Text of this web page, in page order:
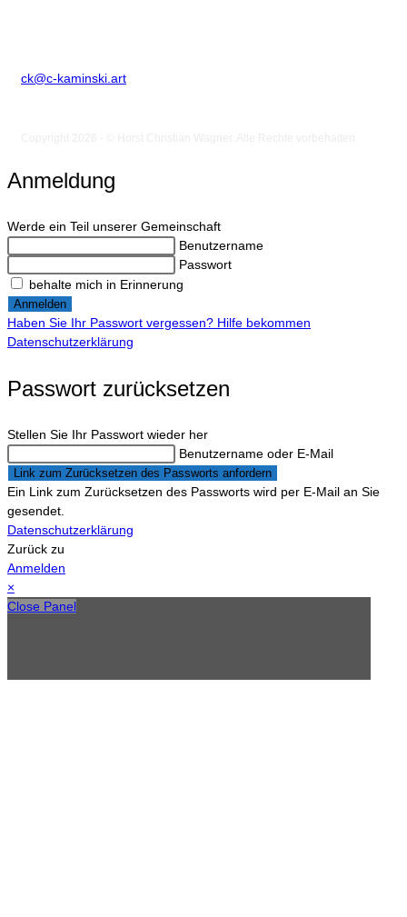
ck@c-kaminski.art
Anmeldung
Werde ein Teil unserer Gemeinschaft
Benutzername
Passwort
behalte mich in Erinnerung
Anmelden
Haben Sie Ihr Passwort vergessen? Hilfe bekommen
Datenschutzerklärung
Passwort zurücksetzen
Stellen Sie Ihr Passwort wieder her
Benutzername oder E-Mail
Link zum Zurücksetzen des Passworts anfordern
Ein Link zum Zurücksetzen des Passworts wird per E-Mail an Sie
gesendet.
Datenschutzerklärung
Zurück zu
Anmelden
×
Close Panel